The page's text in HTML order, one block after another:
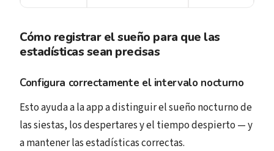
Cómo registrar el sueño para que las
estadísticas sean precisas
Configura correctamente el intervalo nocturno
Esto ayuda a la app a distinguir el sueño nocturno de
las siestas, los despertares y el tiempo despierto — y
a mantener las estadísticas correctas.